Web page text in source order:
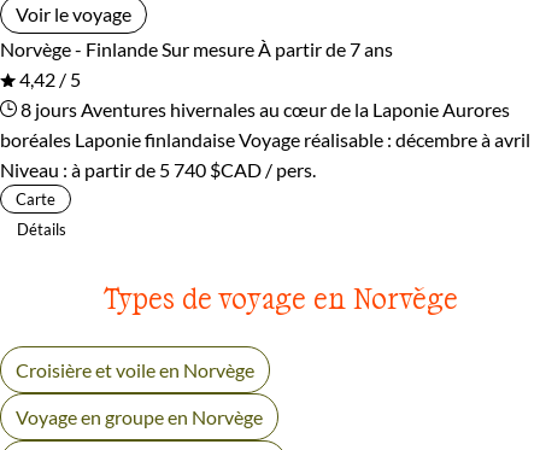
Voir le voyage
Norvège - Finlande Sur mesure À partir de 7 ans
4,42 / 5
8 jours Aventures hivernales au cœur de la Laponie Aurores
boréales Laponie finlandaiseVoyage réalisable : décembre à avril
Niveau : à partir de 5 740 $CAD / pers.
Carte
Détails
Types de voyage en Norvège
Croisière et voile en Norvège
Voyage en groupe en Norvège